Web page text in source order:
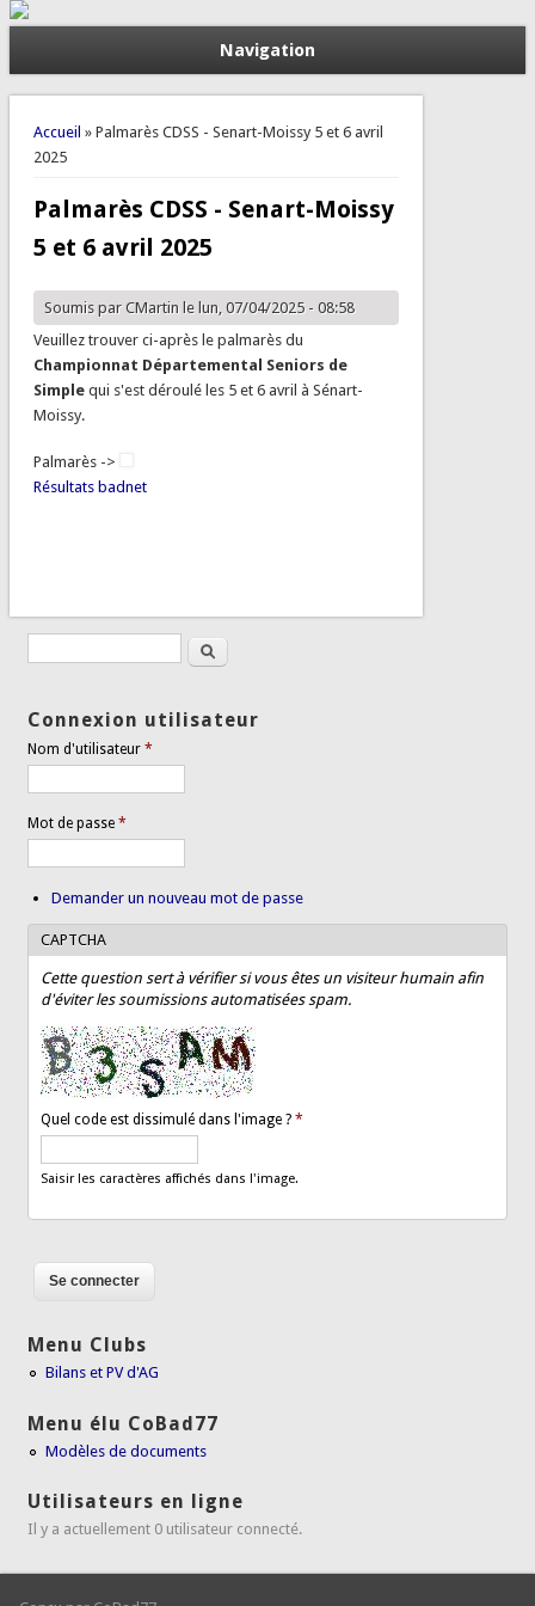
Navigation
Vous êtes ici
Accueil » Palmarès CDSS - Senart-Moissy 5 et 6 avril
2025
Palmarès CDSS - Senart-Moissy
5 et 6 avril 2025
Soumis par CMartinle lun, 07/04/2025 - 08:58
Veuillez trouver ci-après le palmarès du
Championnat Départemental Seniors de
Simplequi s'est déroulé les 5 et 6 avril à Sénart-
Moissy.
Palmarès ->
Résultats badnet
Formulaire de recherche
Rechercher
Connexion utilisateur
Nom d'utilisateur*
Mot de passe*
Demander un nouveau mot de passe
CAPTCHA
Cette question sert à vérifier si vous êtes un visiteur humain afin
d'éviter les soumissions automatisées spam.
Quel code est dissimulé dans l'image ?*
Saisir les caractères affichés dans l'image.
Menu Clubs
Bilans et PV d'AG
Menu élu CoBad77
Modèles de documents
Utilisateurs en ligne
Il y a actuellement 0 utilisateur connecté.